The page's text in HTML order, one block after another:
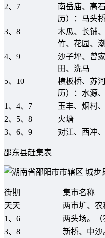
2、7
南岳庙、高
历）：马头
3、8
木瓜、长铺
竹、花园、
4、9
沙子坪、曾
田、洗马
5、10
横板桥、苏
历）：水源
1、4、7
玉丰、烟村
2、5、8
火塘
3、6、9
对江、西冲
邵东县赶集表
街期
集市名称
天天
两市圹、
1、6
两头场。（
3、8
新桥、中沙